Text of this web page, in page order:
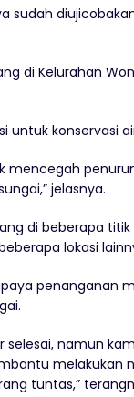
sudah
di Kelurahan
untuk konservasi
mencegah
jelasnya.
di beberapa
lokasi
penanganan
selesai, namun
melakukan
tuntas,”